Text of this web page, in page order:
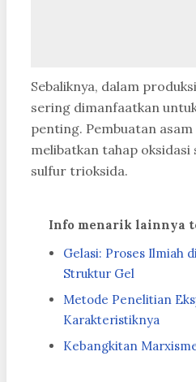
Sebaliknya, dalam
sering dimanfaatkan
penting. Pembuatan
melibatkan tahap
sulfur trioksida.
Info menarik lainnya
Gelasi: Proses Ilmiah
Struktur Gel
Metode Penelitian
Karakteristiknya
Kebangkitan